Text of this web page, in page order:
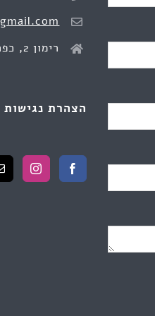
רימון 2, כפר יונה
הצהרת נגישות